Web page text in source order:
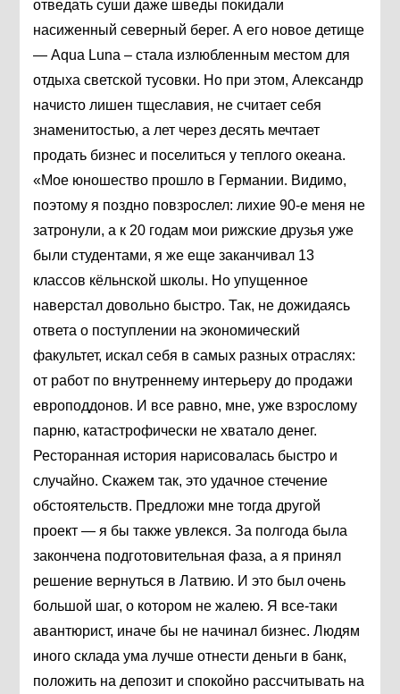
отведать суши даже шведы покидали
насиженный северный берег. А его новое детище
— Aqua Luna – стала излюбленным местом для
отдыха светской тусовки. Но при этом, Александр
начисто лишен тщеславия, не считает себя
знаменитостью, а лет через десять мечтает
продать бизнес и поселиться у теплого океана.
«Мое юношество прошло в Германии. Видимо,
поэтому я поздно повзрослел: лихие 90-е меня не
затронули, а к 20 годам мои рижские друзья уже
были студентами, я же еще заканчивал 13
классов кёльнской школы. Но упущенное
наверстал довольно быстро. Так, не дожидаясь
ответа о поступлении на экономический
факультет, искал себя в самых разных отраслях:
от работ по внутреннему интерьеру до продажи
европоддонов. И все равно, мне, уже взрослому
парню, катастрофически не хватало денег.
Ресторанная история нарисовалась быстро и
случайно. Скажем так, это удачное стечение
обстоятельств. Предложи мне тогда другой
проект — я бы также увлекся. За полгода была
закончена подготовительная фаза, а я принял
решение вернуться в Латвию. И это был очень
большой шаг, о котором не жалею. Я все-таки
авантюрист, иначе бы не начинал бизнес. Людям
иного склада ума лучше отнести деньги в банк,
положить на депозит и спокойно рассчитывать на